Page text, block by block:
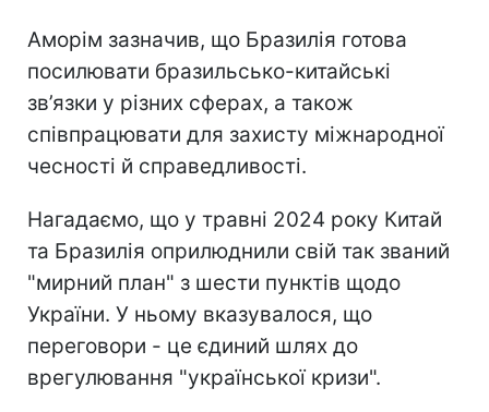
Аморім зазначив, що Бразилія готова
посилювати бразильсько-китайські
зв’язки у різних сферах, а також
співпрацювати для захисту міжнародної
чесності й справедливості.
Нагадаємо, що у травні 2024 року Китай
та Бразилія оприлюднили свій так званий
"мирний план" з шести пунктів щодо
України. У ньому вказувалося, що
переговори - це єдиний шлях до
врегулювання "української кризи".